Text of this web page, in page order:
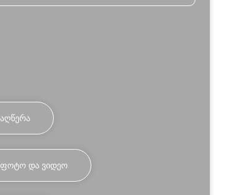
ᲐᲦᲬᲔᲠᲐ
ᲤᲝᲢᲝ ᲓᲐ ᲕᲘᲓᲔᲝ